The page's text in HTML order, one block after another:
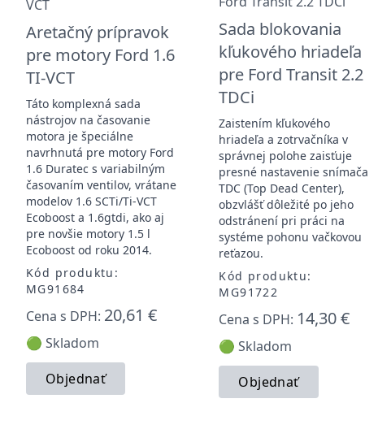
Aretačný prípravok
pre motory Ford 1.6
TI-VCT
Táto komplexná sada
nástrojov na časovanie
motora je špeciálne
navrhnutá pre motory Ford
1.6 Duratec s variabilným
časovaním ventilov, vrátane
modelov 1.6 SCTi/Ti-VCT
Ecoboost a 1.6gtdi, ako aj
pre novšie motory 1.5 l
Ecoboost od roku 2014.
Kód produktu:
MG91684
Cena s DPH: 20,61 €
🟢 Skladom
Objednať
Sada blokovania
kľukového hriadeľa
pre Ford Transit 2.2
TDCi
Zaistením kľukového
hriadeľa a zotrvačníka v
správnej polohe zaisťuje
presné nastavenie snímača
TDC (Top Dead Center),
obzvlášť dôležité po jeho
odstránení pri práci na
systéme pohonu vačkovou
reťazou.
Kód produktu:
MG91722
Cena s DPH: 14,30 €
🟢 Skladom
Objednať